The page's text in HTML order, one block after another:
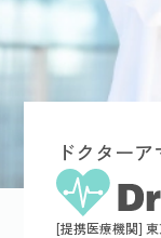
ドクター
[提携医療機関] 東